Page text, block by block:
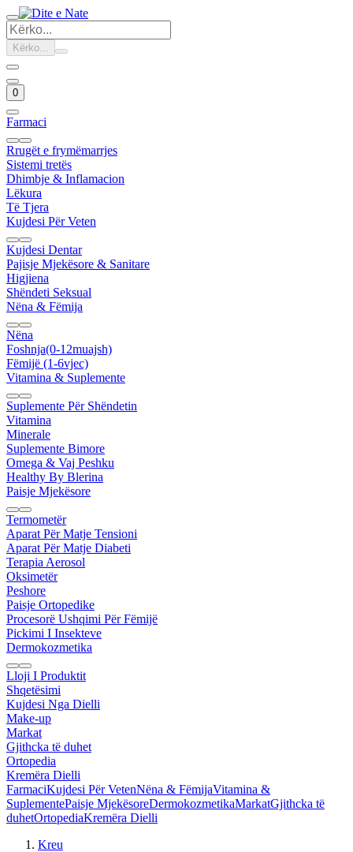
Kërko...
0
Farmaci
Rrugët e frymëmarrjes
Sistemi tretës
Dhimbje & Inflamacion
Lëkura
Të Tjera
Kujdesi Për Veten
Kujdesi Dentar
Pajisje Mjekësore & Sanitare
Higjiena
Shëndeti Seksual
Nëna & Fëmija
Nëna
Foshnja(0-12muajsh)
Fëmijë (1-6vjec)
Vitamina & Suplemente
Suplemente Për Shëndetin
Vitamina
Minerale
Suplemente Bimore
Omega & Vaj Peshku
Healthy By Blerina
Paisje Mjekësore
Termometër
Aparat Për Matje Tensioni
Aparat Për Matje Diabeti
Terapia Aerosol
Oksimetër
Peshore
Paisje Ortopedike
Procesorë Ushqimi Për Fëmijë
Pickimi I Insekteve
Dermokozmetika
Lloji I Produktit
Shqetësimi
Kujdesi Nga Dielli
Make-up
Markat
Gjithcka të duhet
Ortopedia
Kremëra Dielli
FarmaciKujdesi Për VetenNëna & FëmijaVitamina &
SuplementePaisje MjekësoreDermokozmetikaMarkatGjithcka të
duhetOrtopediaKremëra Dielli
Kreu